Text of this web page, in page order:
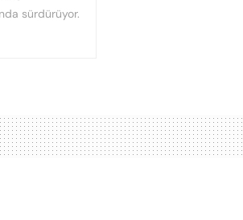
sürdürüyor.